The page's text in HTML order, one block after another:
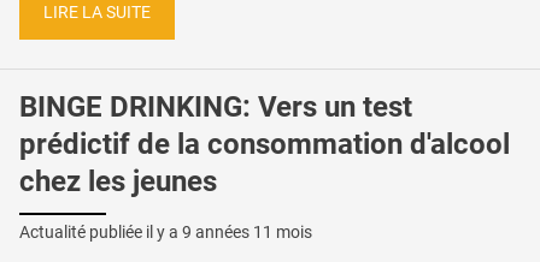
LIRE LA SUITE
BINGE DRINKING: Vers un test
prédictif de la consommation d'alcool
chez les jeunes
Actualité publiée il y a 9 années 11 mois